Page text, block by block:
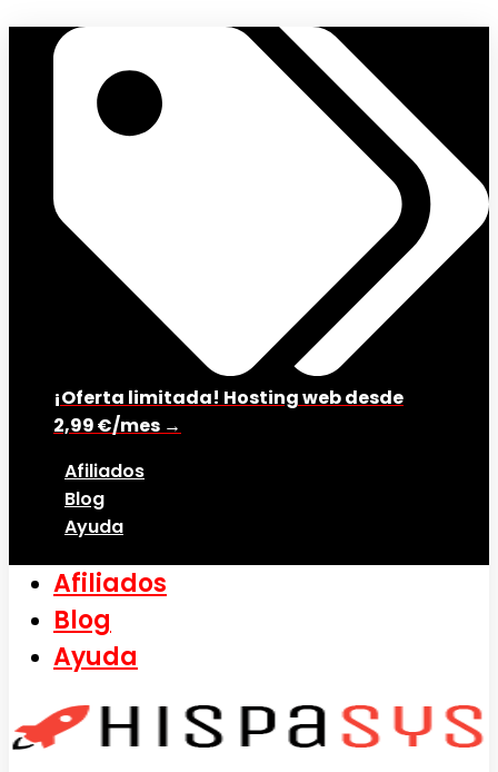
¡Oferta limitada! Hosting web desde
2,99 €/mes →
Afiliados
Blog
Ayuda
Afiliados
Blog
Ayuda